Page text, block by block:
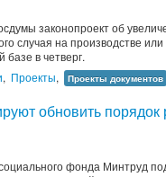
законопроект об
случая на производстве
в четверг.
, Проекты, Проекты документов
обновить порядок
фонда Минтруд